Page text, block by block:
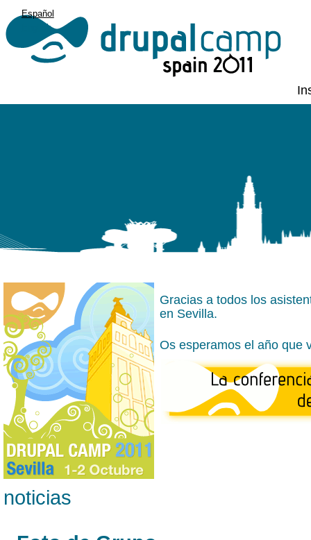
Español
English
Gracias a todos los
en Sevilla.
Os esperamos el año que
noticias